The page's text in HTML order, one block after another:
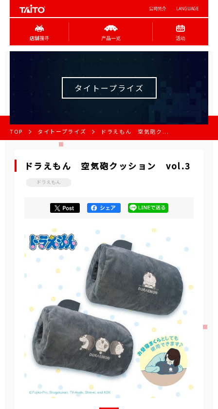
公司简介 LANGUAGE
店舖搜寻 产品一览 活动
タイトープライズ
TOP タイトープライズ ドラえもん 空気砲ク...
ドラえもん 空気砲クッション vol.3
ドラえもん